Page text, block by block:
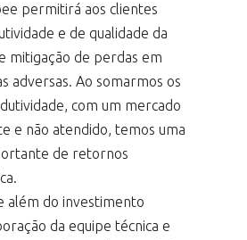
permitirá aos clientes
e de qualidade da
mitigação de perdas em
adversas. Ao somarmos os
com um mercado
e não atendido, temos uma
de retornos
além do investimento
da equipe técnica e